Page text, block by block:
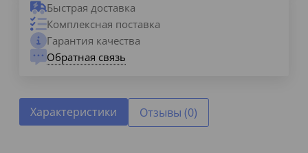
Быстрая доставка
Комплексная поставка
Гарантия качества
Обратная связь
Характеристики Отзывы (0)